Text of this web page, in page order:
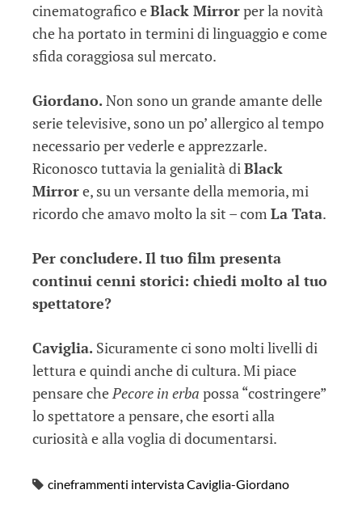
cinematografico eBlack Mirrorper la novità
che ha portato in termini di linguaggio e come
sfida coraggiosa sul mercato.
Giordano.Non sono un grande amante delle
serie televisive, sono un po’ allergico al tempo
necessario per vederle e apprezzarle.
Riconosco tuttavia la genialità diBlack
Mirrore, su un versante della memoria, mi
ricordo che amavo molto la sit – com La Tata.
Per concludere. Il tuo film presenta
continui cenni storici: chiedi molto al tuo
spettatore?
Caviglia. Sicuramente ci sono molti livelli di
lettura e quindi anche di cultura. Mi piace
pensare chePecore in erba possa “costringere”
lo spettatore a pensare, che esorti alla
curiosità e alla voglia di documentarsi.
cineframmenti intervista Caviglia-Giordano